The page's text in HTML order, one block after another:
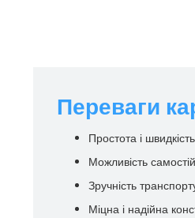
Переваги
Простота і
Можливість
Зручність
Міцна і надійна